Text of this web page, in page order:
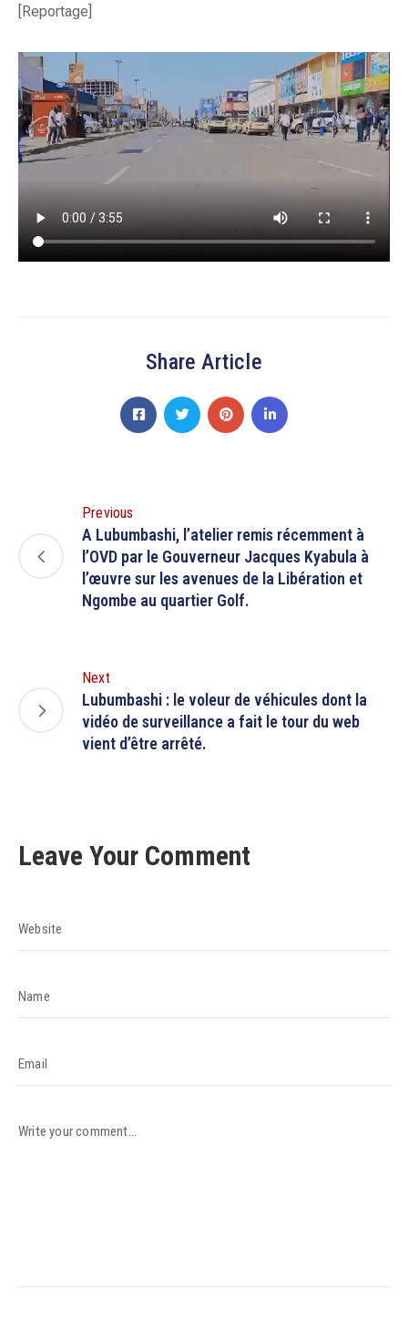
[Reportage]
Share Article
Previous
A Lubumbashi, l’atelier remis récemment à
l’OVD par le Gouverneur Jacques Kyabula à
l’œuvre sur les avenues de la Libération et
Ngombe au quartier Golf.
Next
Lubumbashi : le voleur de véhicules dont la
vidéo de surveillance a fait le tour du web
vient d’être arrêté.
Leave Your Comment